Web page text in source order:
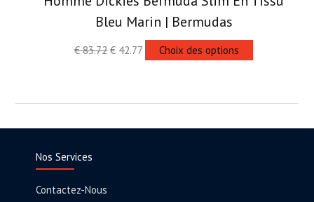
Bleu Marin | Bermudas
€83.72 € 42.77 Choix des options
Nos Services
Contactez-Nous